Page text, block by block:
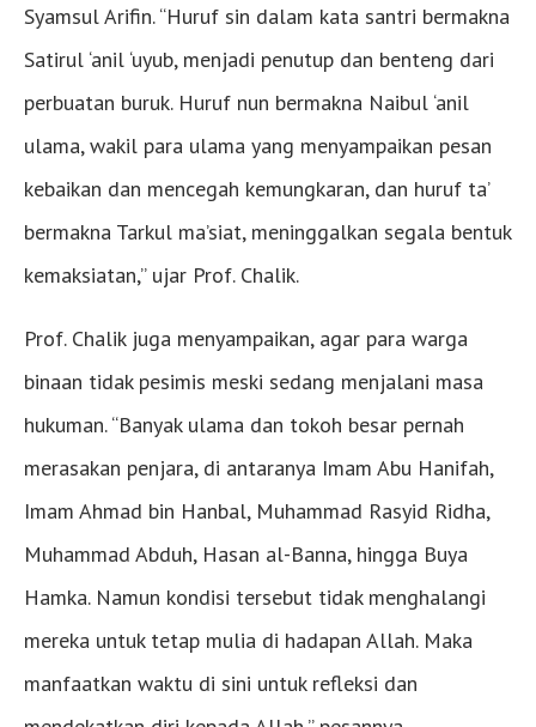
Syamsul Arifin. “Huruf sin dalam kata santri bermakna
Satirul ‘anil ‘uyub, menjadi penutup dan benteng dari
perbuatan buruk. Huruf nun bermakna Naibul ‘anil
ulama, wakil para ulama yang menyampaikan pesan
kebaikan dan mencegah kemungkaran, dan huruf ta’
bermakna Tarkul ma’siat, meninggalkan segala bentuk
kemaksiatan,” ujar Prof. Chalik.
Prof. Chalik juga menyampaikan, agar para warga
binaan tidak pesimis meski sedang menjalani masa
hukuman. “Banyak ulama dan tokoh besar pernah
merasakan penjara, di antaranya Imam Abu Hanifah,
Imam Ahmad bin Hanbal, Muhammad Rasyid Ridha,
Muhammad Abduh, Hasan al-Banna, hingga Buya
Hamka. Namun kondisi tersebut tidak menghalangi
mereka untuk tetap mulia di hadapan Allah. Maka
manfaatkan waktu di sini untuk refleksi dan